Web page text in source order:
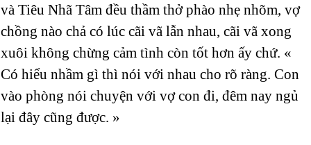
và Tiêu Nhã Tâm đều thầm thở phào nhẹ nhõm, vợ
chồng nào chả có lúc cãi vã lẫn nhau, cãi vã xong
xuôi không chừng cảm tình còn tốt hơn ấy chứ. «
Có hiểu nhầm gì thì nói với nhau cho rõ ràng. Con
vào phòng nói chuyện với vợ con đi, đêm nay ngủ
lại đây cũng được. »